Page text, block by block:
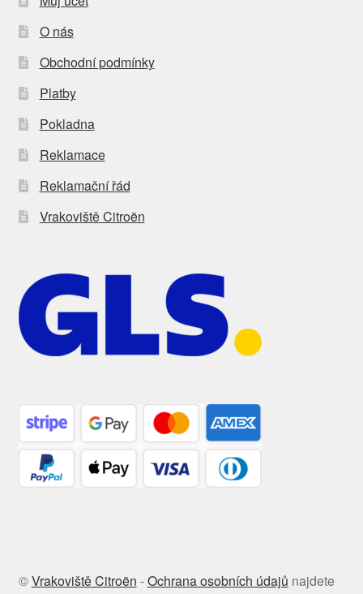
O nás
Obchodní podmínky
Platby
Pokladna
Reklamace
Reklamační řád
Vrakoviště Citroën
©Vrakoviště Citroën -Ochrana osobních údajů najdete